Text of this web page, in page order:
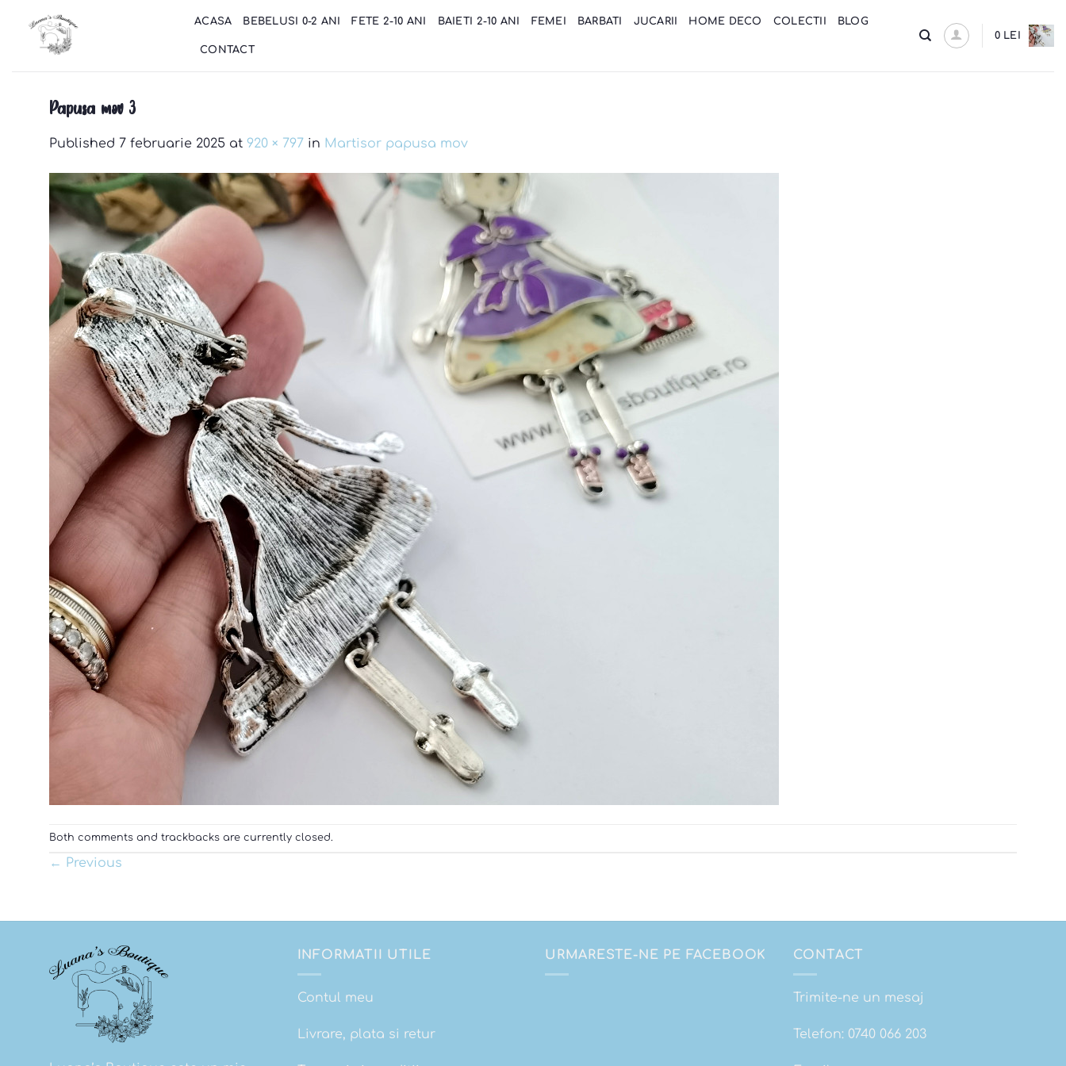
content
ACASA BEBELUSI 0-2 ANI FETE 2-10 ANI BAIETI 2-10 ANI FEMEI BARBATI JUCARII HOME DECO COLECTII BLOG
CONTACT
0 LEI
Papusa mov 3
Published 7 februarie 2025 at 920 × 797 in Martisor papusa mov
Both comments and trackbacks are currently closed.
← Previous
INFORMATII UTILE
Contul meu
Livrare, plata si retur
URMARESTE-NE PE FACEBOOK CONTACT
Trimite-ne un mesaj
Telefon: 0740 066 203